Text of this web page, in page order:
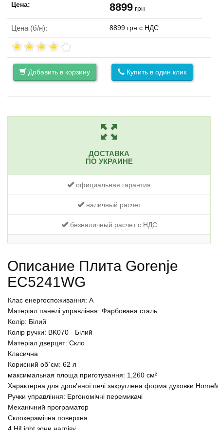
Цена: 8899 грн
Цена (б/н): 8899 грн с НДС
Добавить в корзину Купить в один клик
ДОСТАВКА
ПО УКРАИНЕ
официальная гарантия
наличный расчет
безналичный расчет с НДС
Описание Плита Gorenje
EC5241WG
Клас енергоспоживання: A
Матеріал панелі управління: Фарбована сталь
Колір: Білий
Колір ручки: BK070 - Білий
Матеріал дверцят: Скло
Класична
Корисний об`єм: 62 л
максимальная площа приготування: 1,260 см²
Характерна для дров'яної печі закруглена форма духовки
Ручки управління: Ергономічні перемикачі
Механічний програматор
Склокерамічна поверхня